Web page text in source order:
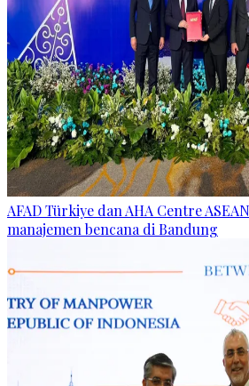
AFAD Türkiye dan AHA Centre
manajemen bencana di Bandung